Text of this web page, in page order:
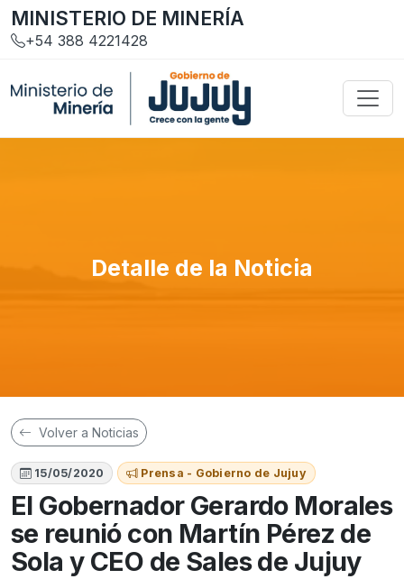
MINISTERIO DE MINERÍA
+54 388 4221428
Detalle de la Noticia
Volver a Noticias
15/05/2020 Prensa - Gobierno de Jujuy
El Gobernador Gerardo Morales
se reunió con Martín Pérez de
Sola y CEO de Sales de Jujuy